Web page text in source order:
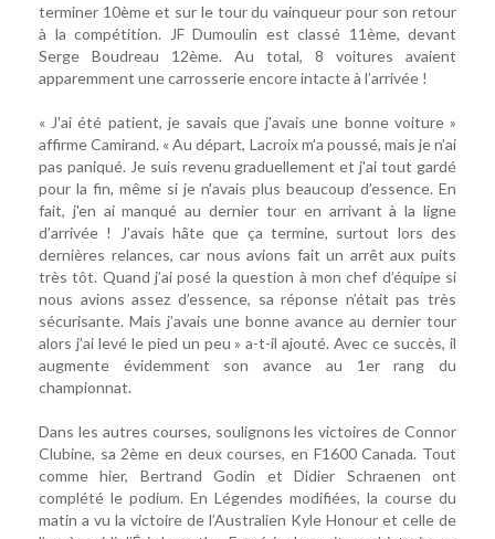
terminer 10ème et sur le tour du vainqueur pour son retour
à la compétition. JF Dumoulin est classé 11ème, devant
Serge Boudreau 12ème. Au total, 8 voitures avaient
apparemment une carrosserie encore intacte à l’arrivée !
« J'ai été patient, je savais que j'avais une bonne voiture »
affirme Camirand. « Au départ, Lacroix m’a poussé, mais je n’ai
pas paniqué. Je suis revenu graduellement et j'ai tout gardé
pour la fin, même si je n'avais plus beaucoup d’essence. En
fait, j'en ai manqué au dernier tour en arrivant à la ligne
d’arrivée ! J’avais hâte que ça termine, surtout lors des
dernières relances, car nous avions fait un arrêt aux puits
très tôt. Quand j’ai posé la question à mon chef d’équipe si
nous avions assez d’essence, sa réponse n’était pas très
sécurisante. Mais j’avais une bonne avance au dernier tour
alors j’ai levé le pied un peu » a-t-il ajouté. Avec ce succès, il
augmente évidemment son avance au 1er rang du
championnat.
Dans les autres courses, soulignons les victoires de Connor
Clubine, sa 2ème en deux courses, en F1600 Canada. Tout
comme hier, Bertrand Godin et Didier Schraenen ont
complété le podium. En Légendes modifiées, la course du
matin a vu la victoire de l’Australien Kyle Honour et celle de